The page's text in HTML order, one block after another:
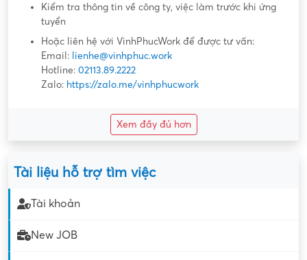
Kiểm tra thông tin về công ty, việc làm trước khi ứng
tuyển
Hoặc liên hệ với VinhPhucWork để được tư vấn:
Email: lienhe@vinhphuc.work
Hotline: 02113.89.2222
Zalo: https://zalo.me/vinhphucwork
Xem đầy đủ hơn
Tài liệu hỗ trợ tìm việc
Tài khoản
New JOB